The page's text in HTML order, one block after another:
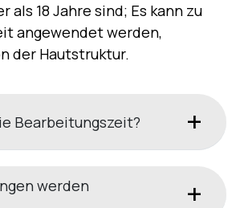
als 18 Jahre sind; Es kann zu
angewendet werden,
der Hautstruktur.
Bearbeitungszeit?
werden